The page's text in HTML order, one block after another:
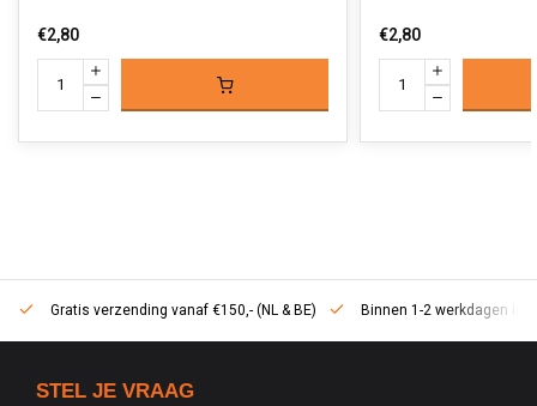
€2,80 €2,80
Gratis verzending vanaf €150,- (NL & BE) Binnen 1-2 werkdagen in
STEL JE VRAAG